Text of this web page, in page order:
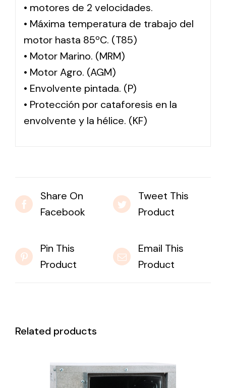
• motores de 2 velocidades.
• Máxima temperatura de trabajo del
motor hasta 85ºC. (T85)
• Motor Marino. (MRM)
• Motor Agro. (AGM)
• Envolvente pintada. (P)
• Protección por cataforesis en la
envolvente y la hélice. (KF)
Share On
Facebook
Tweet This
Product
Pin This
Product
Email This
Product
Related products